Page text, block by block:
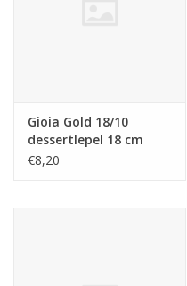
Gioia Gold 18/10
dessertlepel 18 cm
€8,20